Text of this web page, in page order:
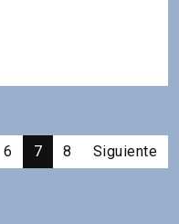
6 7 8 Siguiente